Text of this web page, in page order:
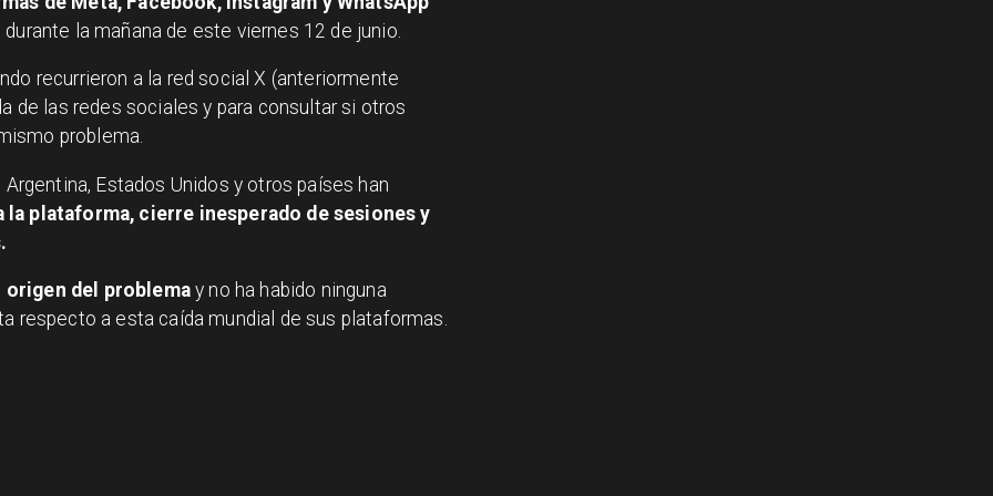
la mañana de este viernes 12 de junio.
recurrieron a la red social X (anteriormente
de las redes sociales y para consultar si otros
problema.
Estados Unidos y otros países han
la plataforma, cierre inesperado de sesiones y
origen del problemay no ha habido ninguna
respecto a esta caída mundial de sus plataformas.